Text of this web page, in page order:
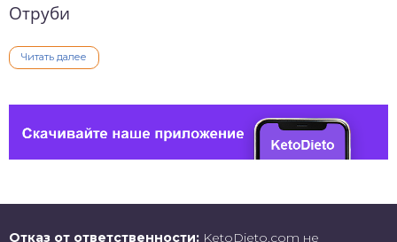
Отруби
Читать далее
Отказ от ответственности: KetoDieto.com не